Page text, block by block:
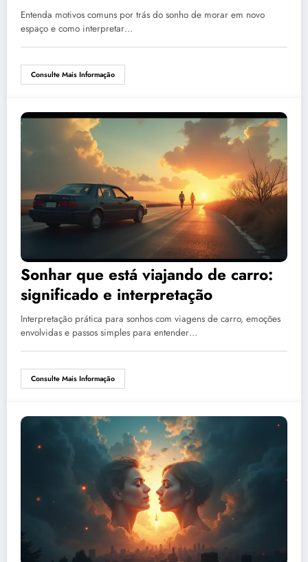
Entenda motivos comuns por trás do sonho de morar em novo
espaço e como interpretar…
Consulte Mais Informação
Sonhar que está viajando de carro:
significado e interpretação
Interpretação prática para sonhos com viagens de carro, emoções
envolvidas e passos simples para entender…
Consulte Mais Informação